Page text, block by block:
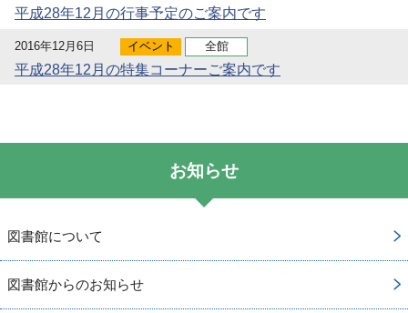
平成28年12月の行事予定のご案内です
2016年12月6日 イベント 全館
平成28年12月の特集コーナーご案内です
お知らせ
図書館について
図書館からのお知らせ